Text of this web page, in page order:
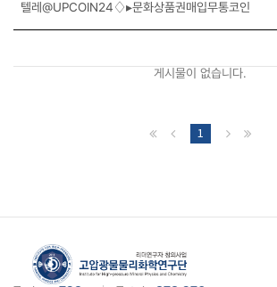
게시물이 없습니다.
1